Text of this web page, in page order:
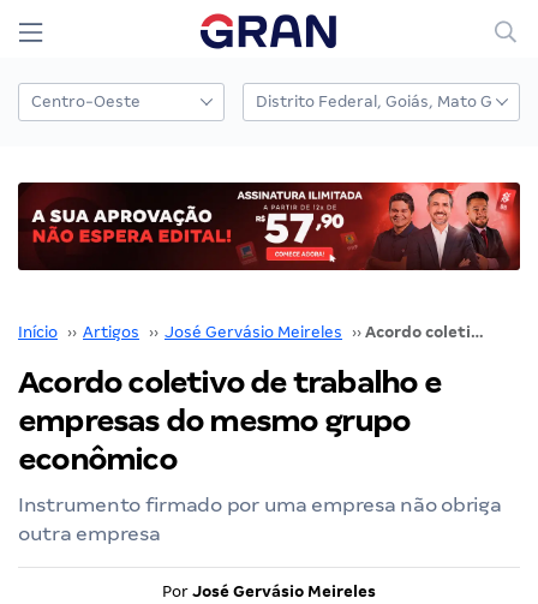
Início ›› Artigos ›› José Gervásio Meireles ›› Acordo coletivo de trabalho e empresas do mesmo grupo econômico
Acordo coletivo de trabalho e
empresas do mesmo grupo
econômico
Instrumento firmado por uma empresa não obriga
outra empresa
Por José Gervásio Meireles